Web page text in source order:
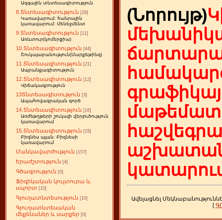
Ազգային տնտեսագիտություն
8.Տնտեսագիտություն [29]
Կառավարում: հանրային
կառավարում: Մենեջմենտ
9.Տնտեսագիտություն [11]
Առևտուր(կոմերցիա)
10.Տնտեսագիտություն [44]
Շուկայաբանություն(Մարքեթինգ)
11.Տնտեսագիտություն [21]
Ապրանքագիտություն
12.Տնտեսագիտություն [12]
Վիճակագրություն
13Տնտեսագիտություն [3]
Ապահովագրական գործ
14.Տնտեսագիտություն [16]
Առժեթղթերի շուկայի վերլուծություն
կառավարում
15.Տնտեսագիտություն [19]
Բիզնես պլան: Բիզնեսի
կառավարում
Մանկավարժություն [157]
Երաժշտություն [4]
Գծագրություն [0]
Ֆիզիկական կուլտուրա և
սպորտ [10]
Գյուղատնտեսություն [10]
Գյուղատնտեսական
մեքենաներ և սարքեր [0]
(Նորույթ)
Ավելացնել
[